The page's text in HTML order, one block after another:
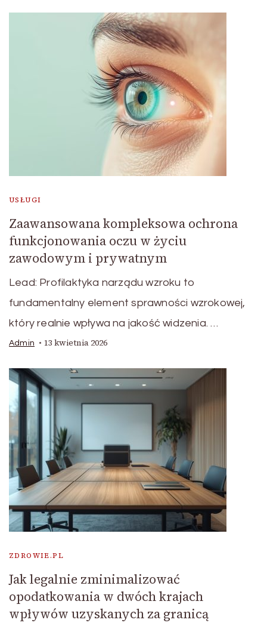
USŁUGI
Zaawansowana kompleksowa ochrona
funkcjonowania oczu w życiu
zawodowym i prywatnym
Lead: Profilaktyka narządu wzroku to
fundamentalny element sprawności wzrokowej,
który realnie wpływa na jakość widzenia. …
Admin 13 kwietnia 2026
ZDROWIE.PL
Jak legalnie zminimalizować
opodatkowania w dwóch krajach
wpływów uzyskanych za granicą